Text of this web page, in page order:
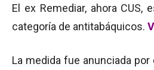
El ex Remediar, ahora CUS,
categoría de antitabáquicos.
La medida fue anunciada